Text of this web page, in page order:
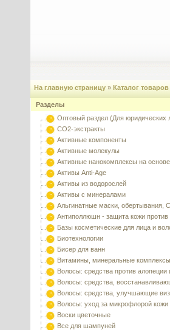
На главную страницу » Каталог товаров
Разделы
Оптовый раздел (Для юридических
CO2-экстракты
Активные компоненты
Активные молекулы
Активные нанокомплексы на
Активы Anti-Age
Активы из водорослей
Активы с минералами
Альгинатные маски, обертывания,
Антиполлюшн - защита кожи против
Базы косметические для лица и
Биотехнологии
Бисер для ванн
Витамины, минеральные
Волосы: средства против алопеции
Волосы: средства,
Волосы: средства, улучшающие
Волосы: уход за микрофлорой
Воски цветочные
Все для шампуней